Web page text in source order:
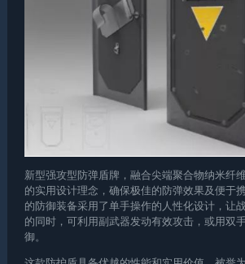
新型强攻型防弹盾牌，融合尖端聚合物纳米纤
的实用设计理念，确保极佳的防弹效果及便于
的防御装备采用了单手操作的人性化设计，让
的同时，可利用副武器发动有效攻击，或用双
御。